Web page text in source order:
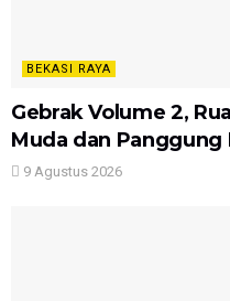
BEKASI RAYA
Gebrak Volume 2,
Muda dan
9 Agustus 2026